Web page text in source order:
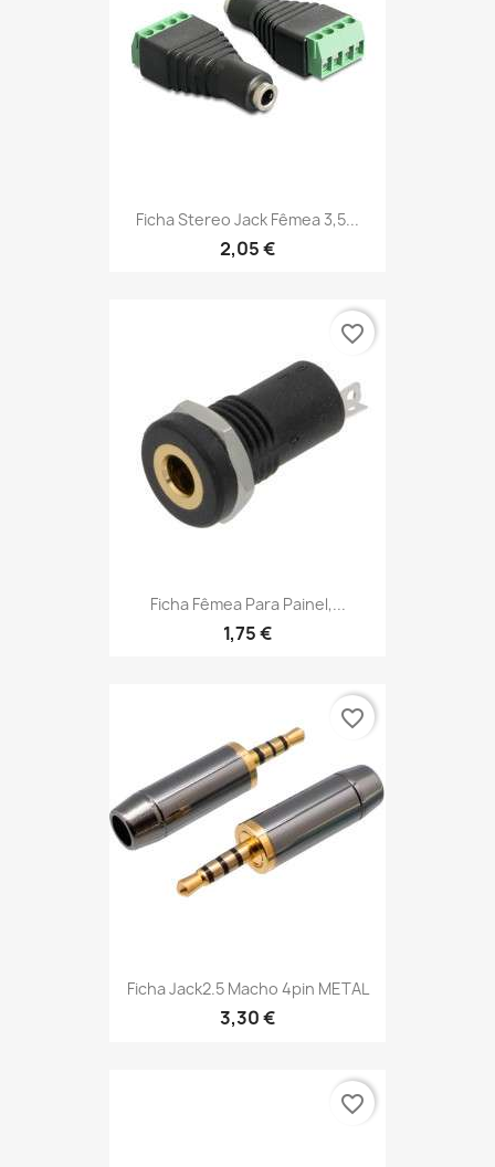
Ficha Stereo Jack Fêmea 3,5...
2,05 €
Ficha Fêmea Para Painel,...
1,75 €
favorite_border
Ficha Jack2.5 Macho 4pin METAL
3,30 €
favorite_border
favorite_border